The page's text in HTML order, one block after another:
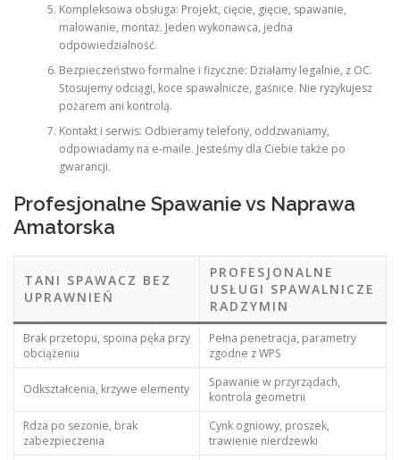
Kompleksowa obsługa: Projekt, cięcie, gięcie, spawanie,
malowanie, montaż. Jeden wykonawca, jedna
odpowiedzialność.
Bezpieczeństwo formalne i fizyczne: Działamy legalnie, z OC.
Stosujemy odciągi, koce spawalnicze, gaśnice. Nie ryzykujesz
pożarem ani kontrolą.
Kontakt i serwis: Odbieramy telefony, oddzwaniamy,
odpowiadamy na e-maile. Jesteśmy dla Ciebie także po
gwarancji.
Profesjonalne Spawanie vs Naprawa
Amatorska
TANI SPAWACZ BEZ
UPRAWNIEŃ
PROFESJONALNE
USŁUGI SPAWALNICZE
RADZYMIN
Brak przetopu, spoina pęka przy
obciążeniu
Pełna penetracja, parametry
zgodne z WPS
Odkształcenia, krzywe elementy
Spawanie w przyrządach,
kontrola geometrii
Rdza po sezonie, brak
zabezpieczenia
Cynk ogniowy, proszek,
trawienie nierdzewki